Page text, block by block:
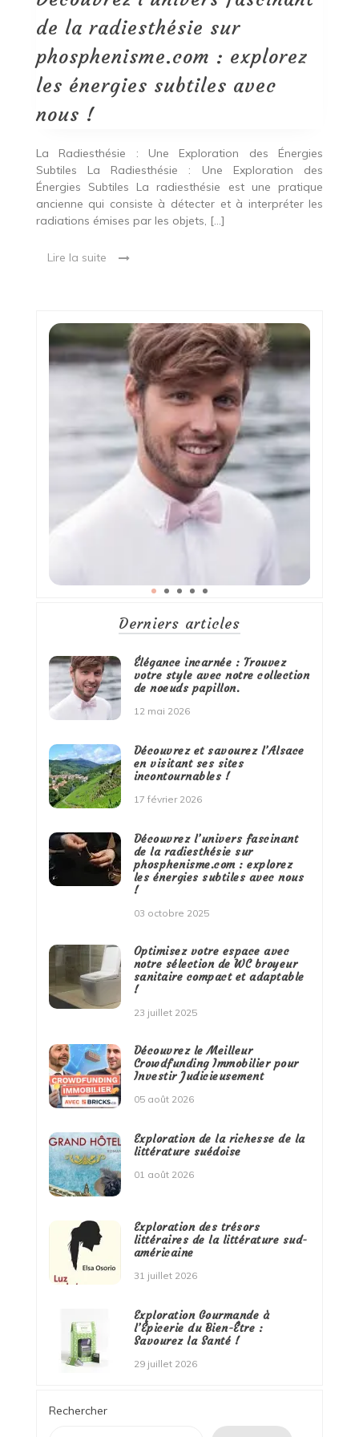
phosphenisme.com
énergies
avec
de la radiesthésie sur
phosphenisme.com : explorez
les énergies subtiles avec
nous !
La Radiesthésie : Une Exploration des Énergies
Subtiles La Radiesthésie : Une Exploration des
Énergies Subtiles La radiesthésie est une pratique
ancienne qui consiste à détecter et à interpréter les
radiations émises par les objets, […]
Lire la suite
Derniers articles
Élégance incarnée : Trouvez
votre style avec notre collection
de noeuds papillon.
12 mai 2026
Découvrez et savourez l’Alsace
en visitant ses sites
incontournables !
17 février 2026
Découvrez l’univers fascinant
de la radiesthésie sur
phosphenisme.com : explorez
les énergies subtiles avec nous
!
03 octobre 2025
Optimisez votre espace avec
notre sélection de WC broyeur
sanitaire compact et adaptable
!
23 juillet 2025
Découvrez le Meilleur
Crowdfunding Immobilier pour
Investir Judicieusement
05 août 2026
Exploration de la richesse de la
littérature suédoise
01 août 2026
Exploration des trésors
littéraires de la littérature sud-
américaine
31 juillet 2026
Exploration Gourmande à
l’Épicerie du Bien-Être :
Savourez la Santé !
29 juillet 2026
Rechercher